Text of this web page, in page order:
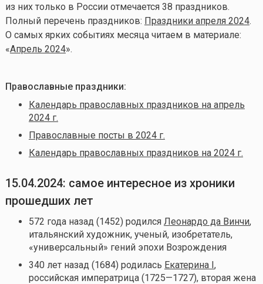
из них только в России отмечается 38 праздников.
Полный перечень праздников: Праздники апреля 2024.
О самых ярких событиях месяца читаем в материале:
«Апрель 2024».
Православные праздники:
Календарь православных праздников на апрель
2024 г.
Православные посты в 2024 г.
Календарь православных праздников на 2024 г.
15.04.2024: самое интересное из хроники
прошедших лет
572 года назад (1452) родился Леонардо да Винчи,
итальянский художник, ученый, изобретатель,
«универсальный» гений эпохи Возрождения
340 лет назад (1684) родилась Екатерина I,
российская императрица (1725—1727), вторая жена